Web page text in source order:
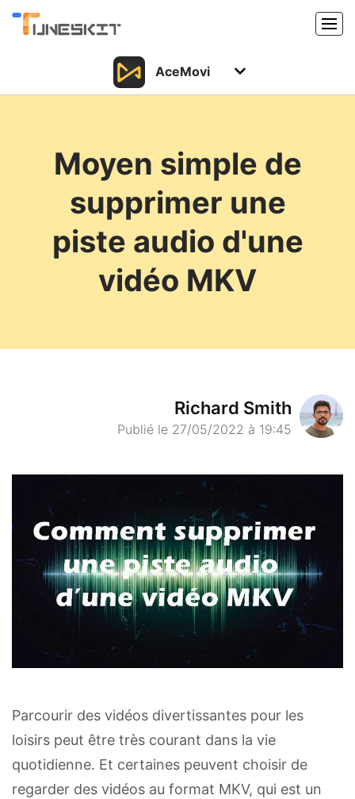
Produits
Support
Centre de téléchargement
AceMovi
Support
Ressources
Moyen simple de
supprimer une
piste audio d'une
vidéo MKV
Richard Smith
Publié le 27/05/2022 à 19:45
Parcourir des vidéos divertissantes pour les
loisirs peut être très courant dans la vie
quotidienne. Et certaines peuvent choisir de
regarder des vidéos au format MKV, qui est un